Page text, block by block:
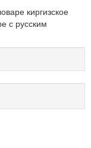
киргизское
с русским